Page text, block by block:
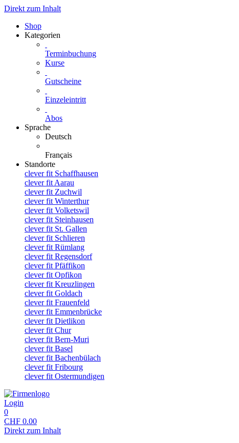
Direkt zum Inhalt
Shop
Kategorien
Terminbuchung
Kurse
Gutscheine
Einzeleintritt
Abos
Sprache
Deutsch
Français
Standorte
clever fit Schaffhausen
clever fit Aarau
clever fit Zuchwil
clever fit Winterthur
clever fit Volketswil
clever fit Steinhausen
clever fit St. Gallen
clever fit Schlieren
clever fit Rümlang
clever fit Regensdorf
clever fit Pfäffikon
clever fit Opfikon
clever fit Kreuzlingen
clever fit Goldach
clever fit Frauenfeld
clever fit Emmenbrücke
clever fit Dietlikon
clever fit Chur
clever fit Bern-Muri
clever fit Basel
clever fit Bachenbülach
clever fit Fribourg
clever fit Ostermundigen
Login
0
CHF 0.00
Direkt zum Inhalt